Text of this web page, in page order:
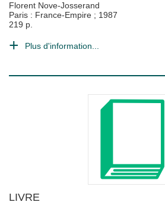
Florent Nove-Josserand
Paris : France-Empire ; 1987
219 p.
Plus d'information...
LIVRE